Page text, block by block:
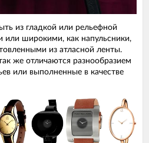
из гладкой или рельефной
или широкими, как напульсники,
из атласной ленты.
же отличаются разнообразием
или выполненные в качестве